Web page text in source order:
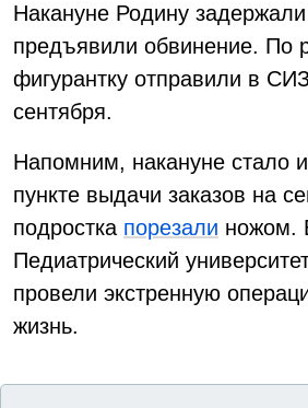
Накануне Родину
предъявили обвинение. По
фигурантку отправили в
сентября.
Напомним, накануне стало
пункте выдачи заказов на
подростка порезали ножом.
Педиатрический
провели экстренную
жизнь.